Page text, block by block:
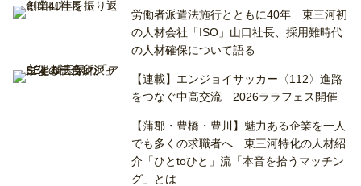
労働者派遣法施行とともに40年 東三河初
の人材会社「ISO」山口社長、採用難時代
の人材確保について語る
【連載】エンジョイサッカー〈112〉進路
をつなぐ中高交流 2026ララフェス開催
【蒲郡・豊橋・豊川】魅力ある企業を一人
でも多くの求職者へ 東三河特化の人材紹
介「ひとtoひと」流「本音を拾うマッチン
グ」とは